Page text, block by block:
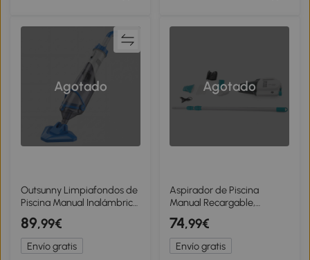
Agotado
Outsunny Limpiafondos de
Piscina Manual Inalámbrica
con Cepillo y Barra
Ajustable de 63-150 cm
para Piscinas Pequeñas
Azul
89,99€
Envío gratis
Agotado
Aspirador de Piscina
Manual Recargable,
18x16x100 Cm, Azul
74,99€
Envío gratis